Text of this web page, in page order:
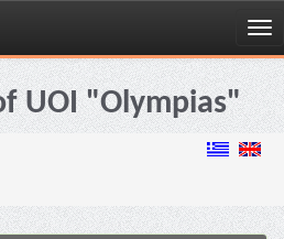
UOI "Olympias"